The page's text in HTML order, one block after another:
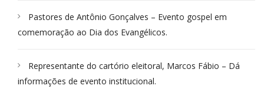
Pastores de Antônio Gonçalves – Evento gospel em
comemoração ao Dia dos Evangélicos.
Representante do cartório eleitoral, Marcos Fábio – Dá
informações de evento institucional.